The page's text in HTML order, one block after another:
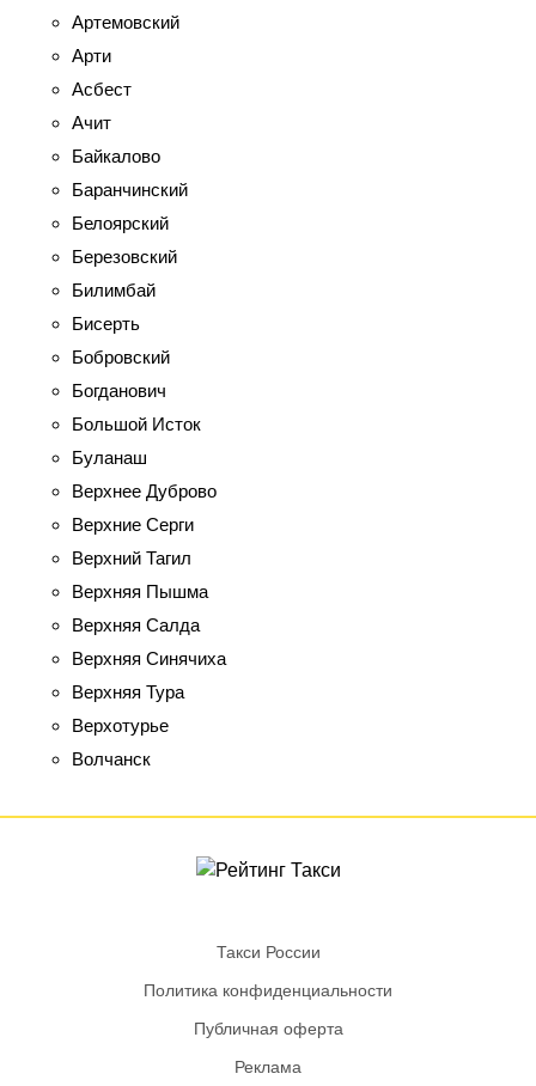
Артемовский
Арти
Асбест
Ачит
Байкалово
Баранчинский
Белоярский
Березовский
Билимбай
Бисерть
Бобровский
Богданович
Большой Исток
Буланаш
Верхнее Дуброво
Верхние Серги
Верхний Тагил
Верхняя Пышма
Верхняя Салда
Верхняя Синячиха
Верхняя Тура
Верхотурье
Волчанск
Такси России
Политика конфиденциальности
Публичная оферта
Реклама